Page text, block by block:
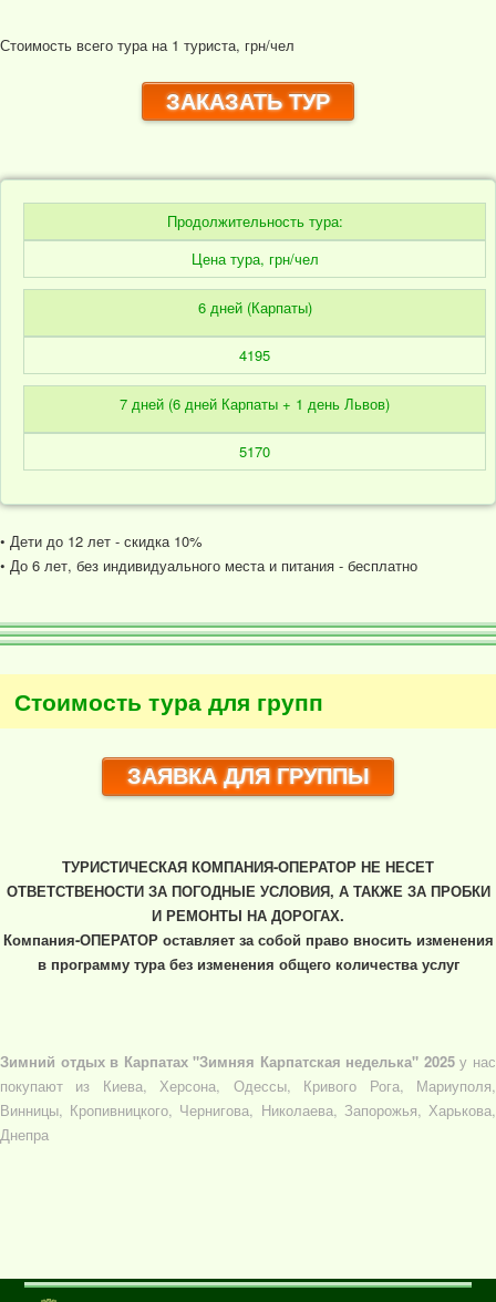
Стоимость всего тура на 1 туриста, грн/чел
ЗАКАЗАТЬ ТУР
Продолжительность тура:
Цена тура, грн/чел
6 дней (Карпаты)
4195
7 дней (6 дней Карпаты + 1 день Львов)
5170
• Дети до 12 лет - скидка 10%
• До 6 лет, без индивидуального места и питания - бесплатно
Стоимость тура для групп
ЗАЯВКА ДЛЯ ГРУППЫ
ТУРИСТИЧЕСКАЯ КОМПАНИЯ-ОПЕРАТОР НЕ НЕСЕТ
ОТВЕТСТВЕНОСТИ ЗА ПОГОДНЫЕ УСЛОВИЯ, А ТАКЖЕ ЗА ПРОБКИ
И РЕМОНТЫ НА ДОРОГАХ.
Компания-ОПЕРАТОР оставляет за собой право вносить изменения
в программу тура без изменения общего количества услуг
Зимний отдых в Карпатах "Зимняя Карпатская неделька" 2025у нас
покупают из Киева, Херсона, Одессы, Кривого Рога, Мариуполя,
Винницы, Кропивницкого, Чернигова, Николаева, Запорожья, Харькова,
Днепра